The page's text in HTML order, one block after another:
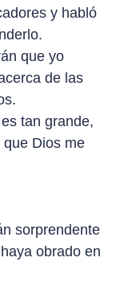
y habló
que yo
de las
tan grande,
Dios me
sorprendente
obrado en